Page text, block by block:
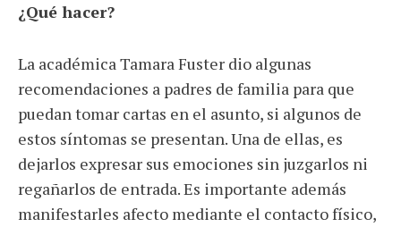
¿Qué hacer?
La académica Tamara Fuster dio algunas
recomendaciones a padres de familia para que
puedan tomar cartas en el asunto, si algunos de
estos síntomas se presentan. Una de ellas, es
dejarlos expresar sus emociones sin juzgarlos ni
regañarlos de entrada. Es importante además
manifestarles afecto mediante el contacto físico,